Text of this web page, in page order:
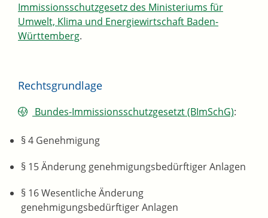
Immissionsschutzgesetz des Ministeriums für
Umwelt, Klima und Energiewirtschaft Baden-
Württemberg.
Rechtsgrundlage
Bundes-Immissionsschutzgesetzt (BImSchG):
§ 4 Genehmigung
§ 15Änderung genehmigungsbedürftiger Anlagen
§ 16 Wesentliche Änderung
genehmigungsbedürftiger Anlagen